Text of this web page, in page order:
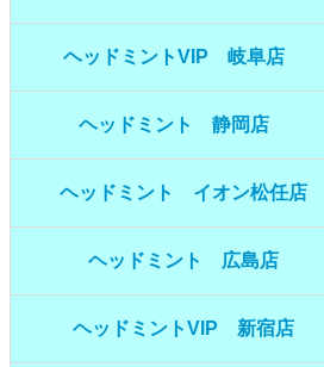
ヘッドミントVIP 岐阜店
ヘッドミント 静岡店
ヘッドミント イオン松任店
ヘッドミント 広島店
ヘッドミントVIP 新宿店